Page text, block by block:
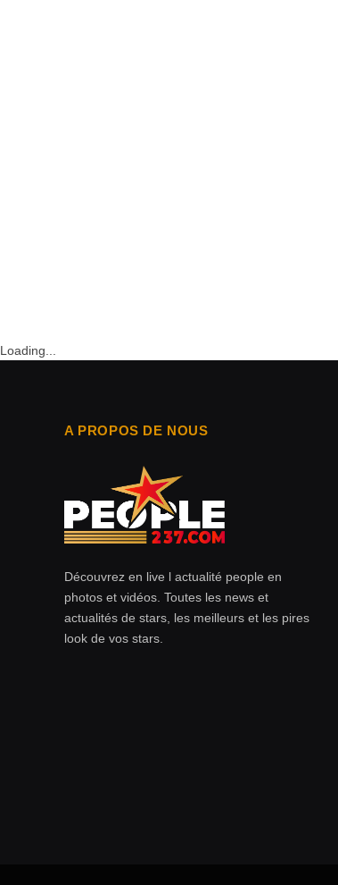
Loading...
A PROPOS DE NOUS
Découvrez en live l actualité people en
photos et vidéos. Toutes les news et
actualités de stars, les meilleurs et les pires
look de vos stars.